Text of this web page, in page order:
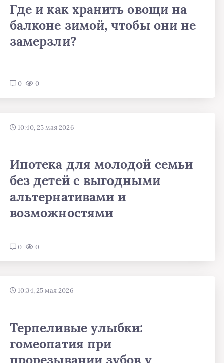
Где и как хранить овощи на
балконе зимой, чтобы они не
замерзли?
0 0
10:40, 25 мая 2026
Ипотека для молодой семьи
без детей с выгодными
альтернативами и
возможностями
0 0
10:34, 25 мая 2026
Терпеливые улыбки:
гомеопатия при
прорезывании зубов у